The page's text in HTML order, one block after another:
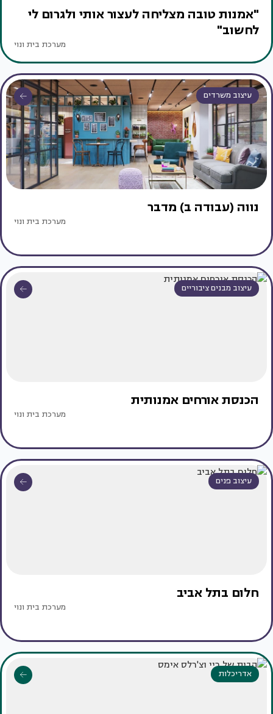
"אמנות טובה מצליחה לעצור אותי ולגרום לי
לחשוב"
מערכת בית ונוי
עיצוב משרדים
נווה (עבודה ב) מדבר
מערכת בית ונוי
עיצוב מבנים ציבוריים
הכנסת אורחים אמנותית
מערכת בית ונוי
עיצוב פנים
חלום בתל אביב
מערכת בית ונוי
אדריכלות